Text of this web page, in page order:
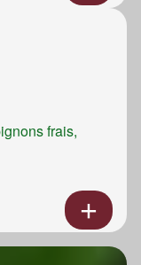
frais,